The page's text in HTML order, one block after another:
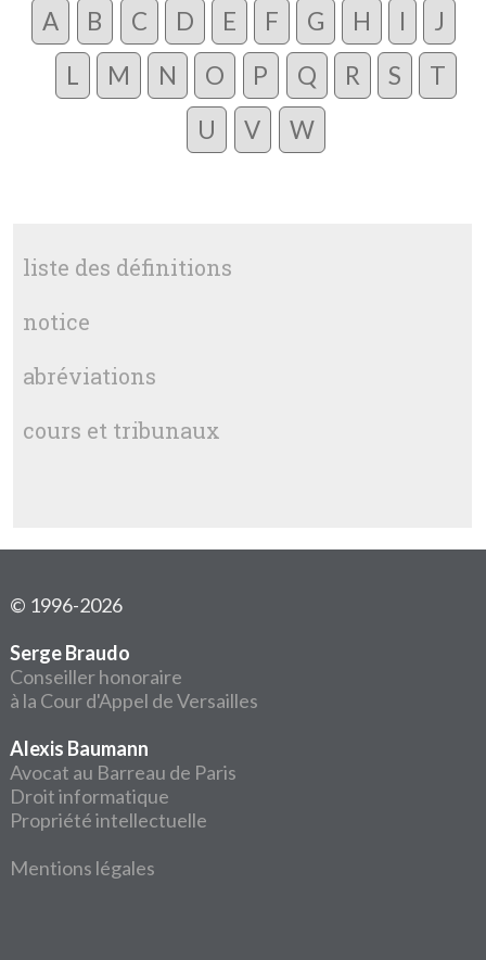
A B C D E F G H I
J
L
M N O P Q R S
T
U
V W
liste des définitions
notice
abréviations
cours et tribunaux
© 1996-2026
Serge Braudo
Conseiller honoraire
à la Cour d'Appel de Versailles
Alexis Baumann
Avocat au Barreau de Paris
Droit informatique
Propriété intellectuelle
Mentions légales